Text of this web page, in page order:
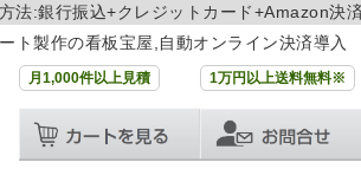
法:銀行振込+クレジットカード+Amazon決
ト製作の看板宝屋,自動オンライン決済導入
月1,000件以上見積 1万円以上送料無料※